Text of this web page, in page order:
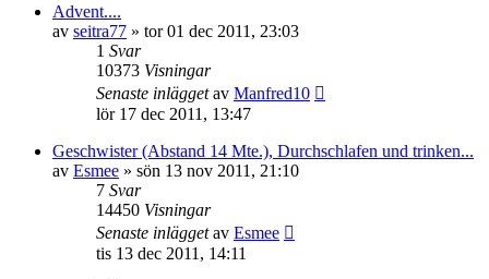
Advent....
av seitra77 » tor 01 dec 2011, 23:03
1 Svar
10373 Visningar
Senaste inläggetav Manfred10
lör 17 dec 2011, 13:47
Geschwister (Abstand 14 Mte.), Durchschlafen und trinken...
av Esmee » sön 13 nov 2011, 21:10
7 Svar
14450 Visningar
Senaste inläggetav Esmee
tis 13 dec 2011, 14:11